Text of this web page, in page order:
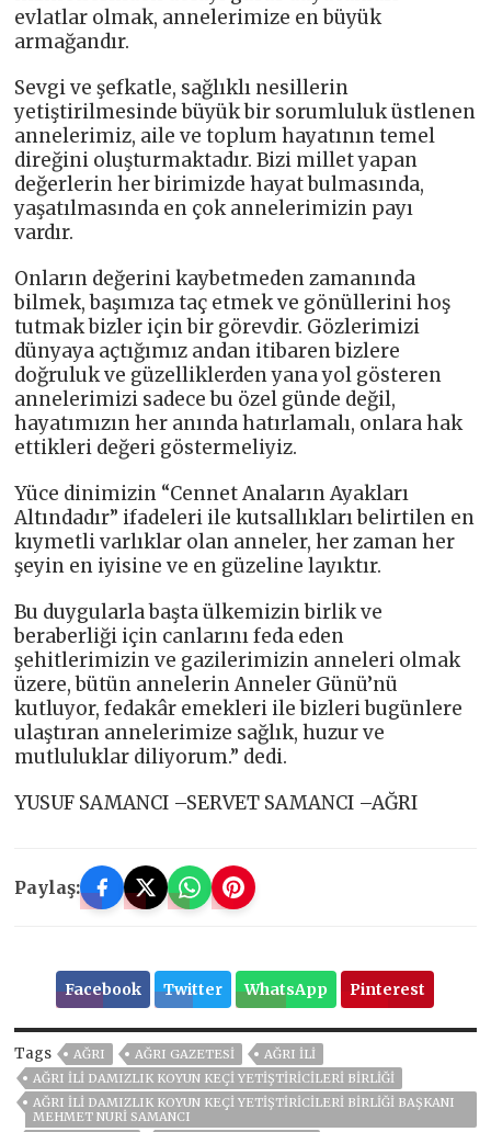
evlatlar olmak, annelerimize en büyük
armağandır.
Sevgi ve şefkatle, sağlıklı nesillerin
yetiştirilmesinde büyük bir sorumluluk üstlenen
annelerimiz, aile ve toplum hayatının temel
direğini oluşturmaktadır. Bizi millet yapan
değerlerin her birimizde hayat bulmasında,
yaşatılmasında en çok annelerimizin payı
vardır.
Onların değerini kaybetmeden zamanında
bilmek, başımıza taç etmek ve gönüllerini hoş
tutmak bizler için bir görevdir. Gözlerimizi
dünyaya açtığımız andan itibaren bizlere
doğruluk ve güzelliklerden yana yol gösteren
annelerimizi sadece bu özel günde değil,
hayatımızın her anında hatırlamalı, onlara hak
ettikleri değeri göstermeliyiz.
Yüce dinimizin “Cennet Anaların Ayakları
Altındadır” ifadeleri ile kutsallıkları belirtilen en
kıymetli varlıklar olan anneler, her zaman her
şeyin en iyisine ve en güzeline layıktır.
Bu duygularla başta ülkemizin birlik ve
beraberliği için canlarını feda eden
şehitlerimizin ve gazilerimizin anneleri olmak
üzere, bütün annelerin Anneler Günü’nü
kutluyor, fedakâr emekleri ile bizleri bugünlere
ulaştıran annelerimize sağlık, huzur ve
mutluluklar diliyorum.” dedi.
YUSUF SAMANCI –SERVET SAMANCI –AĞRI
Paylaş:
Facebook Twitter WhatsApp Pinterest
Tags AĞRI AĞRI GAZETESİ
AĞRI ILI
AĞRI İLI DAMIZLIK KOYUN KEÇI YETIŞTIRICILERI BIRLIĞI
AĞRI İLI DAMIZLIK KOYUN KEÇI YETIŞTIRICILERI BIRLIĞI BAŞKANI
MEHMET NURI SAMANCI